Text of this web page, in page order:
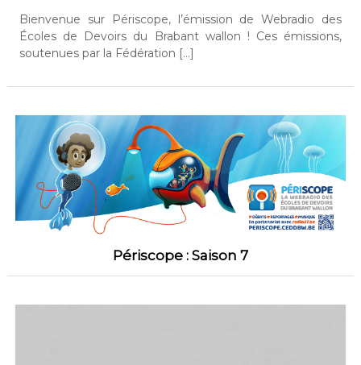
Bienvenue sur Périscope, l’émission de Webradio des
Écoles de Devoirs du Brabant wallon ! Ces émissions,
soutenues par la Fédération […]
Périscope : Saison 7